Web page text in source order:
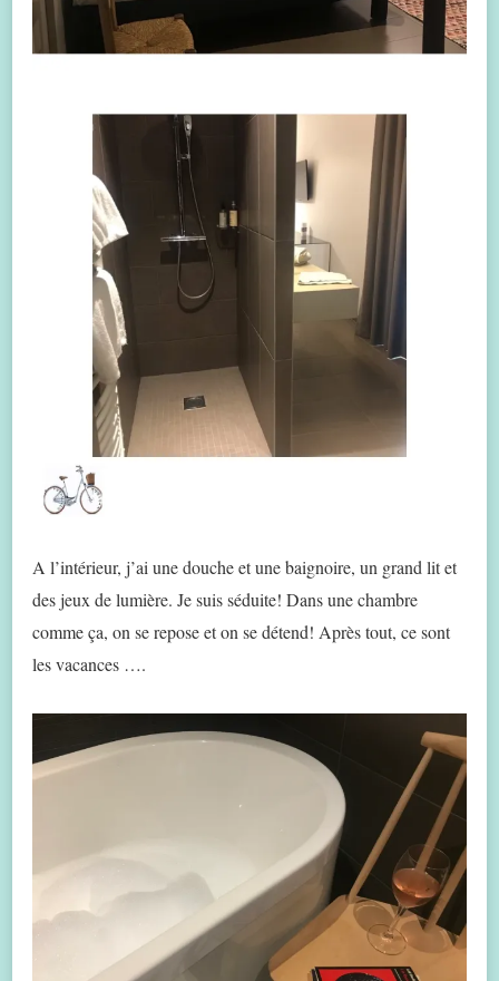
A l’intérieur, j’ai une douche et une baignoire, un grand lit et
des jeux de lumière. Je suis séduite! Dans une chambre
comme ça, on se repose et on se détend! Après tout, ce sont
les vacances ….